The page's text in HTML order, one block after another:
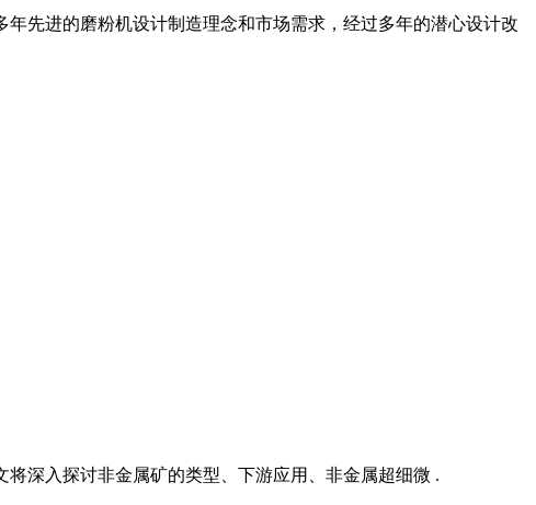
先进的磨粉机设计制造理念和市场需求，经过多年的潜心设计改
深入探讨非金属矿的类型、下游应用、非金属超细微 .